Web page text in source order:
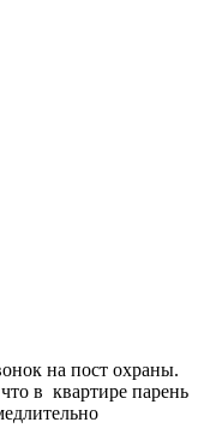
на пост охраны.
в квартире парень